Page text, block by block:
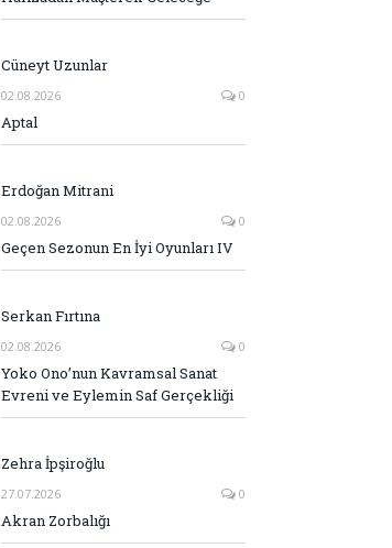
Cüneyt Uzunlar
02.08.2026 0
Aptal
Erdoğan Mitrani
02.08.2026 0
Geçen Sezonun En İyi Oyunları IV
Serkan Fırtına
02.08.2026 0
Yoko Ono’nun Kavramsal Sanat
Evreni ve Eylemin Saf Gerçekliği
Zehra İpşiroğlu
27.07.2026 0
Akran Zorbalığı